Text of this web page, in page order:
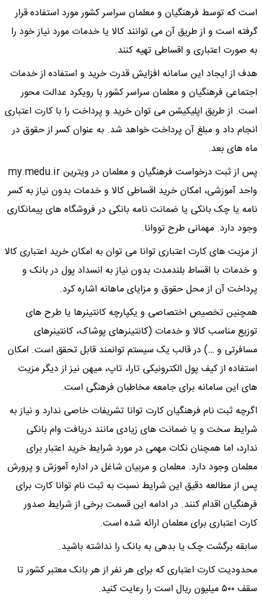
است که توسط فرهنگیان و معلمان سراسر کشور مورد استفاده قرار
گرفته است و از طریق آن می توانند کالا یا خدمات مورد نیاز خود را
به صورت اعتباری و اقساطی تهیه کنند.
هدف از ایجاد این سامانه افزایش قدرت خرید و استفاده از خدمات
اجتماعی فرهنگیان و معلمان سراسر کشور با رویکرد عدالت محور
است. از طریق اپلیکیشن می توان خرید و پرداخت را با کارت اعتباری
انجام داد و مبلغ آن پرداخت خواهد شد. به عنوان کسر از حقوق در
ماه های بعد.
پس از ثبت درخواست فرهنگیان و معلمان در ویترین my.medu.ir
واحد آموزشی، امکان خرید اقساطی کالا و خدمات بدون نیاز به کسر
نامه یا چک بانکی یا ضمانت نامه بانکی در فروشگاه های پیمانکاری
وجود دارد. مهمانی طرح تووانا.
از مزیت های کارت اعتباری توانا می توان به امکان خرید اعتباری کالا
و خدمات با اقساط بلندمدت بدون نیاز به انسداد پول در بانک و
پرداخت آن از محل حقوق و مزایای ماهانه اشاره کرد.
همچنین تخصیص اختصاصی و یکپارچه کانتینرها یا طرح های
توزیع مناسب کالا و خدمات (کانتینرهای پوشاک، کانتینرهای
مسافرتی و …) در قالب یک سیستم توانمند قابل تحقق است. امکان
استفاده از کیف پول الکترونیکی تارا، تاپ، میهن نیز از دیگر مزیت
های این سامانه برای جامعه مخاطبان فرهنگی است.
اگرچه ثبت نام فرهنگیان کارت توانا تشریفات خاصی ندارد و نیاز به
شرایط سخت و یا ضمانت های زیادی مانند دریافت وام بانکی
ندارد، اما همچنان نکات مهمی در مورد شرایط خرید اعتبار برای
معلمان وجود دارد. معلمان و مربیان شاغل در اداره آموزش و پرورش
پس از مطالعه دقیق این شرایط نسبت به ثبت نام توانا کارت برای
فرهنگیان اقدام کنند. در ادامه این قسمت برخی از شرایط صدور
کارت اعتباری برای معلمان ارائه شده است.
سابقه برگشت چک یا بدهی به بانک را نداشته باشید.
محدودیت کارت اعتباری که برای هر نفر از هر بانک معتبر کشور تا
سقف ۵۰۰ میلیون ریال است را رعایت کنید.